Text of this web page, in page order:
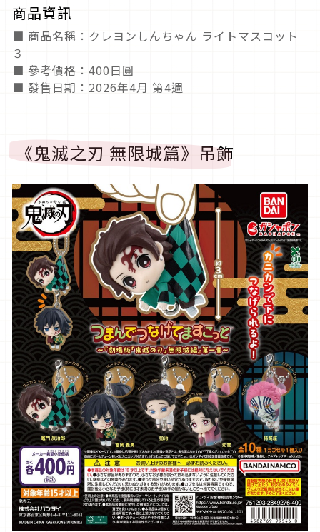
商品資訊
■ 商品名稱：クレヨンしんちゃん ライトマスコット
３
■ 參考價格：400日圓
■ 發售日期：2026年4月 第4週
《鬼滅之刃 無限城篇》吊飾